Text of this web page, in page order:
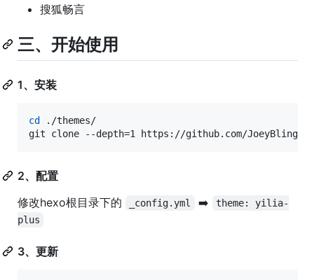
搜狐畅言
三、开始使用
1、安装
cd
./themes/
git clone --depth=1 https://github.com/
2、配置
修改hexo根目录下的
_config.yml ➡️
theme: yilia-
plus
3、更新